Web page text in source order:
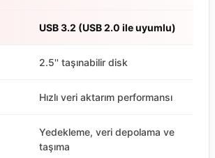
USB 3.2 (USB 2.0 ile uyumlu)
2.5'' taşınabilir disk
Hızlı veri aktarım performansı
Yedekleme, veri depolama ve
taşıma